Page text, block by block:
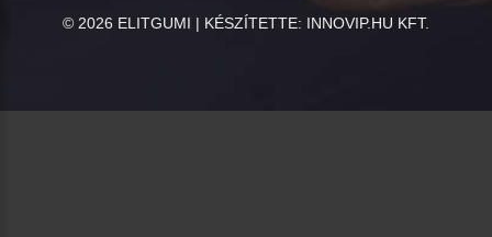
© 2026 ELITGUMI | KÉSZÍTETTE: INNOVIP.HU KFT.